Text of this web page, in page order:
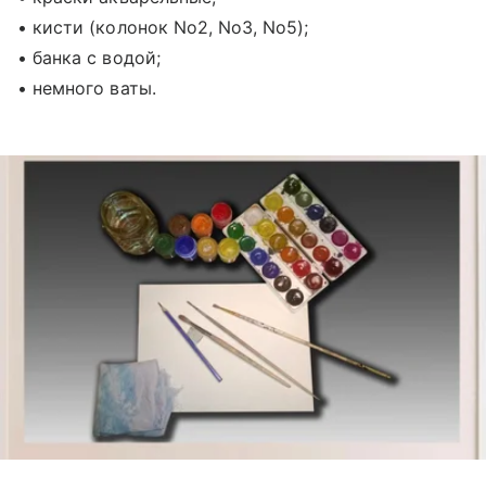
• кисти (колонок No2, No3, No5);
• банка с водой;
• немного ваты.